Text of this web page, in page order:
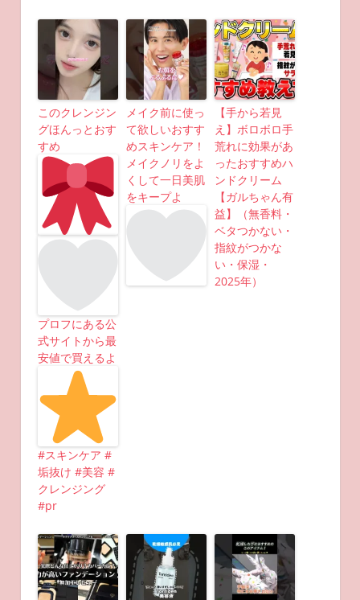
このクレンジン
グほんっとおす
すめ
プロフにある公
式サイトから最
安値で買えるよ
#スキンケア #
垢抜け #美容 #
クレンジング
#pr
メイク前に使っ
て欲しいおすす
めスキンケア！
メイクノリをよ
くして一日美肌
をキープよ
【手から若見
え】ボロボロ手
荒れに効果があ
ったおすすめハ
ンドクリーム
【ガルちゃん有
益】（無香料・
ベタつかない・
指紋がつかな
い・保湿・
2025年）